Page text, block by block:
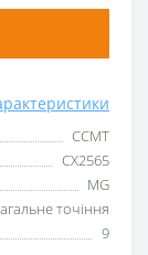
CCMT
CX2565
MG
точіння
9